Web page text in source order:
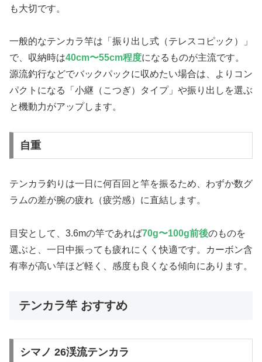
も大切です。
一般的なテンカラ竿は「振り出し式（テレスコピック）」
で、収納時は40cm〜55cm程度になるものが主流です。
源流釣行などでバックパックに収めたい場合は、よりコン
パクトになる「小継（こつぎ）タイプ」や振り出しを選ぶ
と機動力がアップします。
自重
テンカラ釣りは一日に何百回と竿を振るため、わずか数グ
ラムの差が腕の疲れ（疲労感）に直結します。
目安として、3.6mの竿であれば70g〜100g前後のものを
選ぶと、一日中振っても疲れにくく快適です。カーボン含
有率が高い竿ほど軽く、感度も良くなる傾向にあります。
テンカラ竿 おすすめ
シマノ 26渓流テンカラ